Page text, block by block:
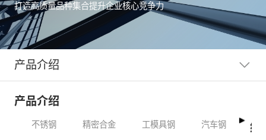
打造高质量品种集合提升企业核心竞争力
产品介绍
产品介绍
不锈钢 精密合金 工模具钢 汽车钢 结